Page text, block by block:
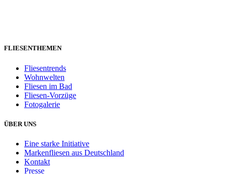
FLIESENTHEMEN
Fliesentrends
Wohnwelten
Fliesen im Bad
Fliesen-Vorzüge
Fotogalerie
ÜBER UNS
Eine starke Initiative
Markenfliesen aus Deutschland
Kontakt
Presse